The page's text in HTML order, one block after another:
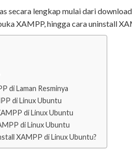
secara lengkap mulai dari
XAMPP, hingga cara uninstall
di Laman Resminya
di Linux Ubuntu
di Linux Ubuntu
di Linux Ubuntu
XAMPP di Linux Ubuntu?